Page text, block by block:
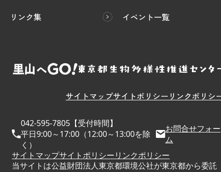
リンク集 イベント一覧
サイトマップサイトポリシー リンクポリシ
042-595-7805【受付時間】
平日9:00～17:00（12:00～13:00を除
く）
お問合せフォー
ム
サイトマップサイトポリシーリンクポリシー
当サイトは公益財団法人東京都環境公社が東京都から委託